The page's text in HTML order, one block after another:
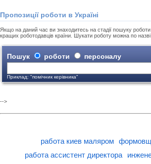
Пропозиції роботи в Україні
Якщо на даний час ви знаходитесь на стадії пошуку роботи
кращих роботодавців країни. Шукати роботу можна по
Пошук роботи персоналу
Приклад: "помічник керівника"
-->
работа киев маляром
работа ассистент директора